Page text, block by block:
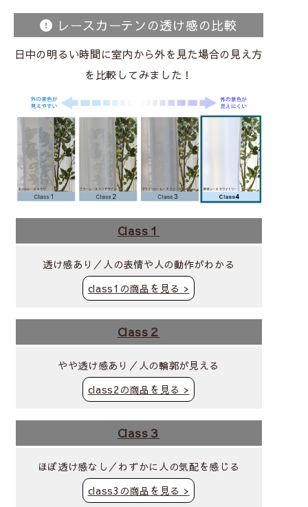
レースカーテンの透け感の比較
日中の明るい時間に室内から外を見た場合の見え方
を比較してみました！
Class１
透け感あり／人の表情や人の動作がわかる
class1の商品を見る >
Class２
やや透け感あり／人の輪郭が見える
class2の商品を見る >
Class３
ほぼ透け感なし／わずかに人の気配を感じる
class3の商品を見る >